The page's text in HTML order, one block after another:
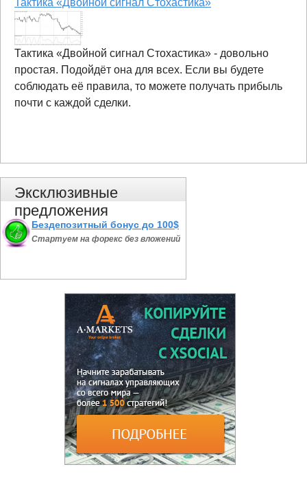
Тактика «Двойной сигнал Стохастика»
Тактика «Двойной сигнал Стохастика» - довольно
простая. Подойдёт она для всех. Если вы будете
соблюдать её правила, то можете получать прибыль
почти с каждой сделки.
Эксклюзивные
предложения
Бездепозитный бонус до 100$
Стартуем на форекс без вложений